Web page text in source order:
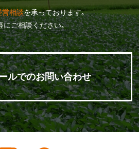
営相談を承っております｡
にご相談ください｡
ルでのお問い合わせ